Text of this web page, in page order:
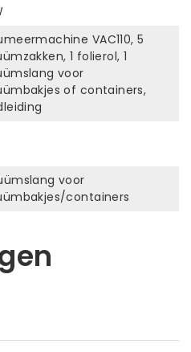
VAC110, 5
1 folierol, 1
voor
of containers,
voor
containers